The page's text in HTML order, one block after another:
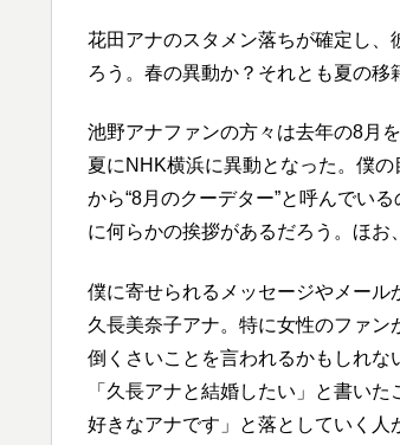
花田アナのスタメン落ちが確定し
ろう。春の異動か？それとも夏の移
池野アナファンの方々は去年の8月
夏にNHK横浜に異動となった。僕
から“8月のクーデター”と呼んでい
に何らかの挨拶があるだろう。ほお
僕に寄せられるメッセージやメー
久長美奈子アナ。特に女性のファ
倒くさいことを言われるかもしれな
「久長アナと結婚したい」と書い
好きなアナです」と落としていく人